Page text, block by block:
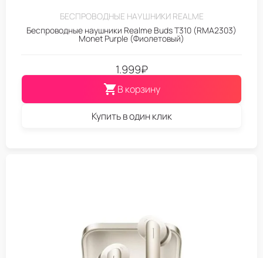
БЕСПРОВОДНЫЕ НАУШНИКИ REALME
Беспроводные наушники Realme Buds T310 (RMA2303)
Monet Purple (Фиолетовый)
1.999₽
В корзину
Купить в один клик